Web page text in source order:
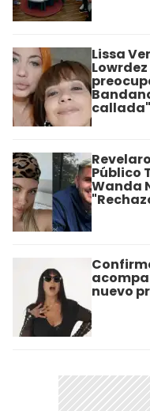
Lissa
callada"
Público
Wanda
nuevo